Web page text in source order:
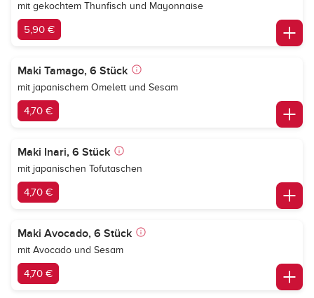
mit gekochtem Thunfisch und Mayonnaise
5,90 €
Maki Tamago, 6 Stück
mit japanischem Omelett und Sesam
4,70 €
Maki Inari, 6 Stück
mit japanischen Tofutaschen
4,70 €
Maki Avocado, 6 Stück
mit Avocado und Sesam
4,70 €